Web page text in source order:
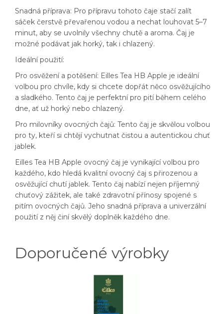
Snadná příprava: Pro přípravu tohoto čaje stačí zalít
sáček čerstvě převařenou vodou a nechat louhovat 5–7
minut, aby se uvolnily všechny chutě a aroma. Čaj je
možné podávat jak horký, tak i chlazený.
Ideální použití:
Pro osvěžení a potěšení: Eilles Tea HB Apple je ideální
volbou pro chvíle, kdy si chcete dopřát něco osvěžujícího
a sladkého. Tento čaj je perfektní pro pití během celého
dne, ať už horký nebo chlazený.
Pro milovníky ovocných čajů: Tento čaj je skvělou volbou
pro ty, kteří si chtějí vychutnat čistou a autentickou chuť
jablek.
Eilles Tea HB Apple ovocný čaj je vynikající volbou pro
každého, kdo hledá kvalitní ovocný čaj s přirozenou a
osvěžující chutí jablek. Tento čaj nabízí nejen příjemný
chuťový zážitek, ale také zdravotní přínosy spojené s
pitím ovocných čajů. Jeho snadná příprava a univerzální
použití z něj činí skvělý doplněk každého dne.
Doporučené výrobky